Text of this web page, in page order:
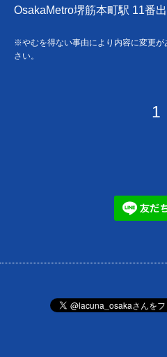
OsakaMetro堺筋本町駅 11番
※やむを得ない事由により内容に変更
さい。
1